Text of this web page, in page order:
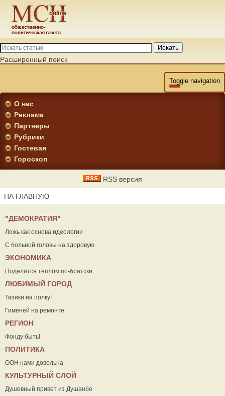
Искать
Расширенный поиск
Toggle navigation
О нас
Реклама
Партнеры
Рубрики
Гостевая
Гороскоп
RSS версия
НА ГЛАВНУЮ
"ДЕМОКРАТИЯ"
Ложь как основа идеологии
С больной головы на здоровую
ЭКОНОМИКА
Поделятся теплом по-братски
ЛЮБИМЫЙ ГОРОД
Тазики на полку!
Гименей на ремонте
РЕГИОН
Фонду быть!
ПОЛИТИКА
ООН нами довольна
КУЛЬТУРНЫЙ СЛОЙ
Душевный привет из Душанбе